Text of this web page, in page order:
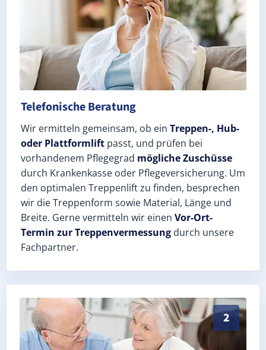
Telefonische Beratung
Wir ermitteln gemeinsam, ob ein Treppen-, Hub-
oder Plattformlift passt, und prüfen bei
vorhandenem Pflegegrad mögliche Zuschüsse
durch Krankenkasse oder Pflegeversicherung. Um
den optimalen Treppenlift zu finden, besprechen
wir die Treppenform sowie Material, Länge und
Breite. Gerne vermitteln wir einen Vor-Ort-
Termin zur Treppenvermessung durch unsere
Fachpartner.
2
Exaktes Aufmaß in Abtsbessingen